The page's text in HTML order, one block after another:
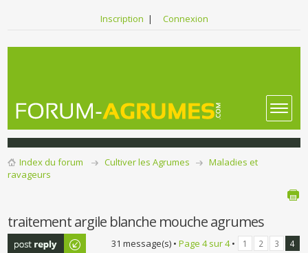
Inscription | Connexion
Index du forum Cultiver les Agrumes
Maladies et
ravageurs
traitement argile blanche mouche agrumes
Publier une
31 message(s) • Page 4sur4• 1 2 3 4